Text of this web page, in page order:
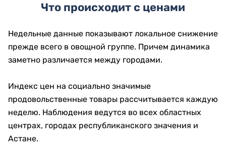
Что происходит с ценами
Недельные данные показывают локальное снижение
прежде всего в овощной группе. Причем динамика
заметно различается между городами.
Индекс цен на социально значимые
продовольственные товары рассчитывается каждую
неделю. Наблюдения ведутся во всех областных
центрах, городах республиканского значения и
Астане.